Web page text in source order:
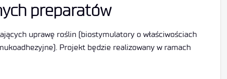
preparatów
uprawę roślin (biostymulatory o właściwościach
Projekt będzie realizowany w ramach